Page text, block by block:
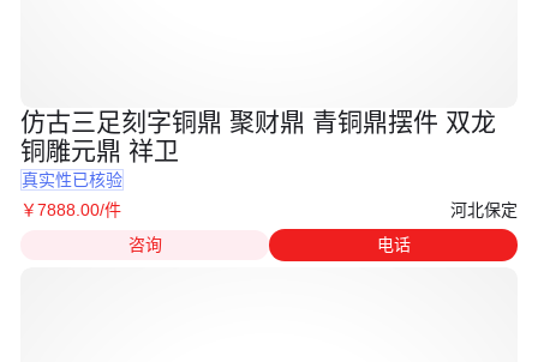
仿古三足刻字铜鼎 聚财鼎 青铜鼎摆件 双龙
铜雕元鼎 祥卫
真实性已核验
￥7888 .00/件
河北保定
咨询
电话